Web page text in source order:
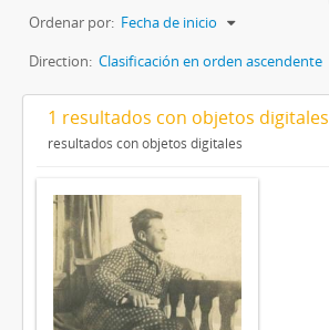
Ordenar por: Fecha de inicio
Direction: Clasificación en orden ascendente
1 resultados con objetos digitales
resultados con objetos digitales